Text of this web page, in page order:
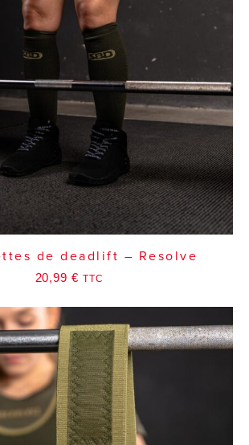
de deadlift – Resolve
20,99 € TTC